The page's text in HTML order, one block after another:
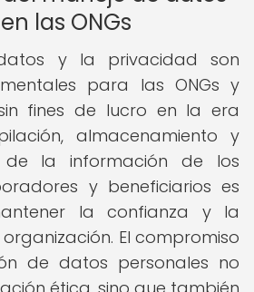
las ONGs
y la privacidad son
para las ONGs y
fines de lucro en la era
almacenamiento y
la información de los
y beneficiarios es
la confianza y la
El compromiso
de datos personales no